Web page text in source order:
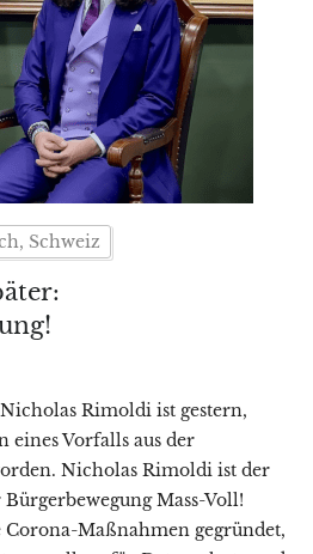
Schweiz
Rimoldi ist gestern,
eines Vorfalls aus der
Nicholas Rimoldi ist der
Mass-Voll!
Maßnahmen gegründet,